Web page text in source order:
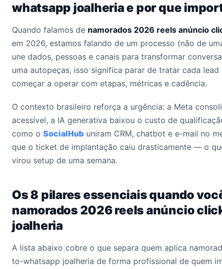
whatsapp joalheria e por que
Quando falamos de namorados 2026 reels anúncio
em 2026, estamos falando de um processo (não de
une dados, pessoas e canais para transformar
uma autopeças, isso significa parar de tratar cada
começar a operar com etapas, métricas e cadência.
O contexto brasileiro reforça a urgência: a Meta
acessível, a IA generativa baixou o custo de
como o SocialHub uniram CRM, chatbot e e-mail no
que o ticket de implantação caiu drasticamente — o
virou setup de uma semana.
Os 8 pilares essenciais quando
namorados 2026 reels anúncio
joalheria
A lista abaixo cobre o que separa quem aplica
to-whatsapp joalheria de forma profissional de quem